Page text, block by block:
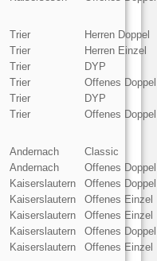
Trier
Herren Doppel
Trier
Herren Einzel
Trier
DYP
Trier
Offenes Doppel
Trier
DYP
Trier Offenes Doppel
Andernach
Classic
Andernach
Offenes Doppel
Kaiserslautern
Offenes Doppel
Kaiserslautern
Offenes Einzel
Kaiserslautern
Offenes Einzel
Kaiserslautern
Offenes Doppel
Kaiserslautern Offenes Einzel